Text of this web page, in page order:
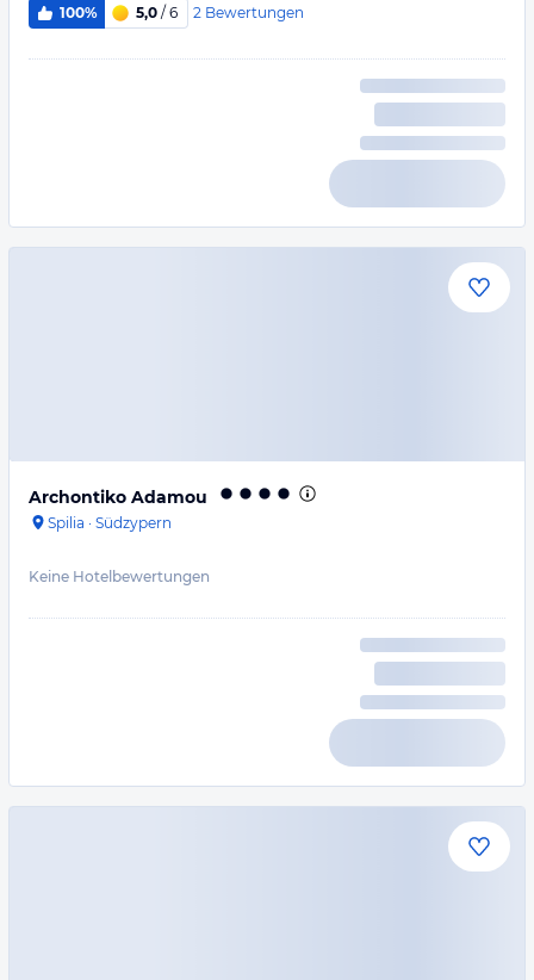
100% 5,0 / 6 2 Bewertungen
Archontiko Adamou
Spilia · Südzypern
Keine Hotelbewertungen